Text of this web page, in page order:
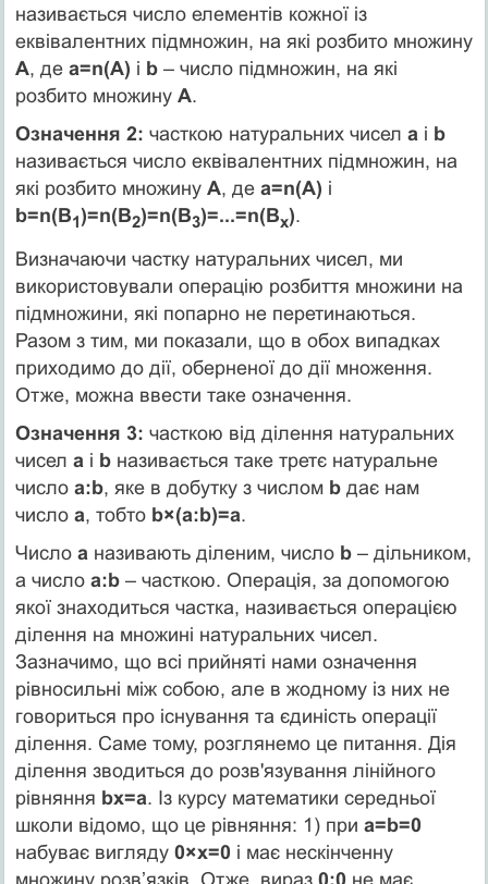
називається число елементів кожної із
еквівалентних підмножин, на які розбито множину
А, де а=n(А) і b– число підмножин, на які
розбито множину А.
Означення 2: часткою натуральних чисел аі b
називається число еквівалентних підмножин, на
які розбито множину А, де а=n(А) і
b=n(В1)=n(В2)=n(В3)=...=n(Вх).
Визначаючи частку натуральних чисел, ми
використовували операцію розбиття множини на
підмножини, які попарно не перетинаються.
Разом з тим, ми показали, що в обох випадках
приходимо до дії, оберненої до дії множення.
Отже, можна ввести таке означення.
Означення 3: часткою від ділення натуральних
чисел а і bназивається таке третє натуральне
число а:b, яке в добутку з числом bдає нам
число а, тобто b×(а:b)=а.
Число а називають діленим, число b– дільником,
а число а:b– часткою. Операція, за допомогою
якої знаходиться частка, називається операцією
ділення на множині натуральних чисел.
Зазначимо, що всі прийняті нами означення
рівносильні між собою, але в жодному із них не
говориться про існування та єдиність операції
ділення. Саме тому, розглянемо це питання. Дія
ділення зводиться до розв'язування лінійного
рівняння bх=а. Із курсу математики середньої
школи відомо, що це рівняння: 1) при а=b=0
набуває вигляду 0×х=0 і має нескінченну
множину розв’язків. Отже, вираз 0:0 не має